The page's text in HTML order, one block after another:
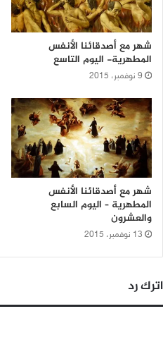
شهر مع أصدقائنا الأنفس
المطهرية- اليوم التاسع
9 نوفمبر، 2015
شهر مع أصدقائنا الأنفس
المطهرية – اليوم السابع
والعشرون
13 نوفمبر، 2015
اترك رد